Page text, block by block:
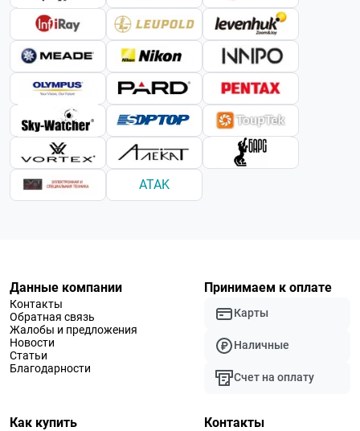
ATAK
Данные компании
Контакты
Обратная связь
Жалобы и предложения
Новости
Статьи
Благодарности
Принимаем к оплате
Карты
Наличные
Счет на оплату
Как купить Контакты